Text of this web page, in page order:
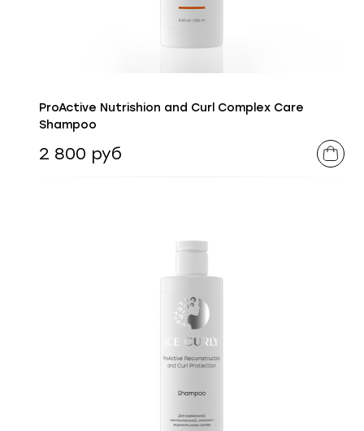
ProActive Nutrishion and Curl Complex Care
Shampoo
2 800 руб